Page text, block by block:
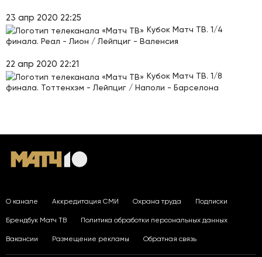
23 апр 2020 22:25
Кубок Матч ТВ. 1/4
финала. Реал - Лион / Лейпциг - Валенсия
22 апр 2020 22:21
Кубок Матч ТВ. 1/8
финала. Тоттенхэм - Лейпциг / Наполи - Барселона
О канале Аккредитация СМИ Охрана труда Подписки
Брендбук Матч ТВ Политика обработки персональных данных
Вакансии Размещение рекламы Обратная связь